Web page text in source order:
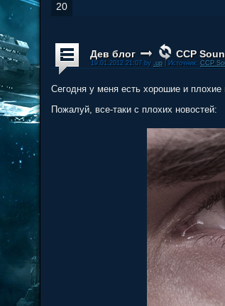
20
Дев блог CCP
19.01.2012 21:07 by .up| Источник: CCP
Сегодня у меня есть хорошие и плохие
Пожалуй, все-таки с плохих новостей: